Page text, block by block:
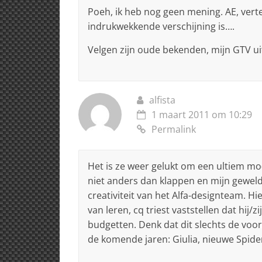
Poeh, ik heb nog geen mening. AE,
indrukwekkende verschijning is….
Velgen zijn oude bekenden, mijn GTV
alfista
1 maart 2011 om 10:29
Permalink
Het is ze weer gelukt om een ultiem
niet anders dan klappen en mijn
creativiteit van het Alfa-designteam.
van leren, cq triest vaststellen dat hij/
budgetten. Denk dat dit slechts de
de komende jaren: Giulia, nieuwe